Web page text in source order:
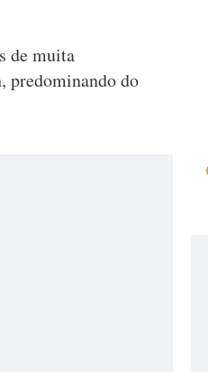
de muita
predominando do